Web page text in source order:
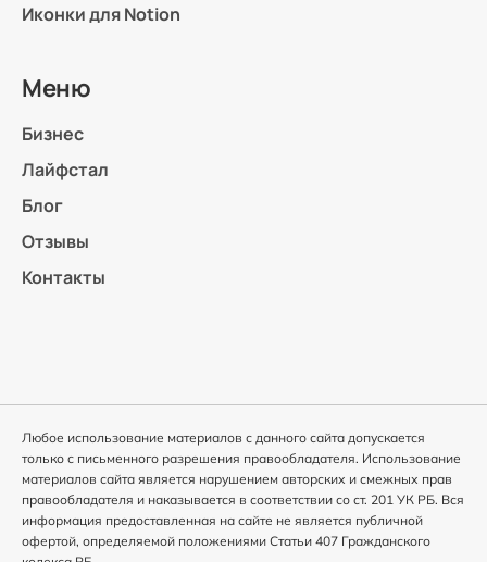
Иконки для Notion
Меню
Бизнес
Лайфстал
Блог
Отзывы
Контакты
Любое использование материалов с данного сайта допускается
только с письменного разрешения правообладателя. Использование
материалов сайта является нарушением авторских и смежных прав
правообладателя и наказывается в соответствии со ст. 201 УК РБ. Вся
информация предоставленная на сайте не является публичной
офертой, определяемой положениями Статьи 407 Гражданского